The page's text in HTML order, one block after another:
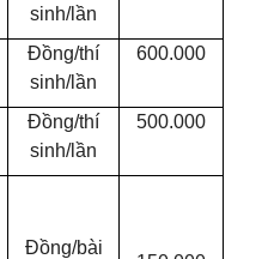
sinh/lần
Đồng/thí
sinh/lần
600.000
Đồng/thí
sinh/lần
500.000
Đồng/bài